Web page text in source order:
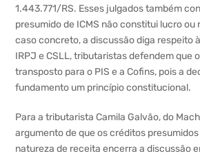
1.443.771/RS. Esses julgados também
presumido de ICMS não constitui lucro ou
caso concreto, a discussão diga respeito
IRPJ e CSLL, tributaristas defendem que
transposto para o PIS e a Cofins, pois a
fundamento um princípio constitucional.
Para a tributarista Camila Galvão, do
argumento de que os créditos
natureza de receita encerra a discussão